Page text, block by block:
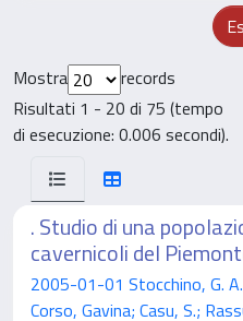
Mostra
records
Risultati 1 - 20 di 75 (tempo
di esecuzione: 0.006 secondi).
. Studio di una
cavernicoli del
2005-01-01 Stocchino, G.
Corso, Gavina; Casu, S.;